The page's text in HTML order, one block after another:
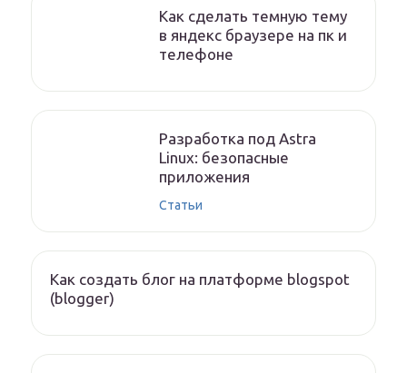
Как сделать темную тему
в яндекс браузере на пк и
телефоне
Разработка под Astra
Linux: безопасные
приложения
Статьи
Как создать блог на платформе blogspot
(blogger)